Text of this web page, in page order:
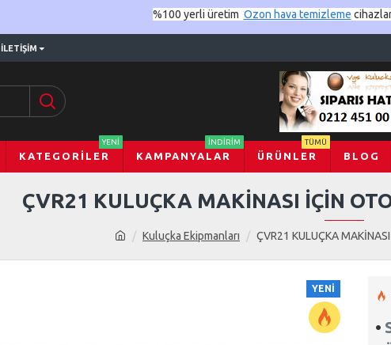
%100 yerli üretim Ozon hava temizleme
İLETIŞIM
KATEGORILER
YENI
KAMPANYALAR
İNDIRIM
ÜRÜNLER
TÜMÜ
BLOG
Kuluçka Ekipmanları ÇVR21 KULUÇKA
ÇVR21 KULUÇKA MAKİNASI İÇİN
YENI